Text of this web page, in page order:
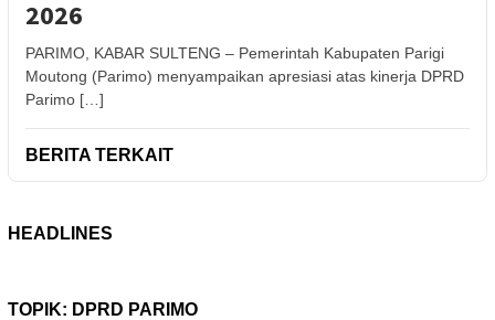
2026
PARIMO, KABAR SULTENG – Pemerintah Kabupaten Parigi
Moutong (Parimo) menyampaikan apresiasi atas kinerja DPRD
Parimo […]
BERITA TERKAIT
HEADLINES
TOPIK: DPRD PARIMO